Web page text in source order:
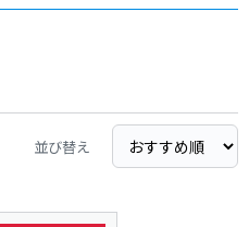
並び替え